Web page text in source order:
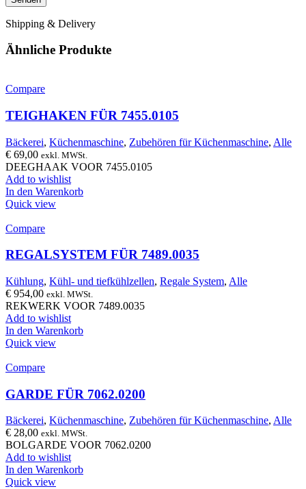
Shipping & Delivery
Ähnliche Produkte
Compare
TEIGHAKEN FÜR 7455.0105
Bäckerei, Küchenmaschine, Zubehören für Küchenmaschine, Alle
€ 69,00 exkl. MWSt.
DEEGHAAK VOOR 7455.0105
Add to wishlist
In den Warenkorb
Quick view
Compare
REGALSYSTEM FÜR 7489.0035
Kühlung, Kühl- und tiefkühlzellen, Regale System, Alle
€ 954,00 exkl. MWSt.
REKWERK VOOR 7489.0035
Add to wishlist
In den Warenkorb
Quick view
Compare
GARDE FÜR 7062.0200
Bäckerei, Küchenmaschine, Zubehören für Küchenmaschine, Alle
€ 28,00 exkl. MWSt.
BOLGARDE VOOR 7062.0200
Add to wishlist
In den Warenkorb
Quick view